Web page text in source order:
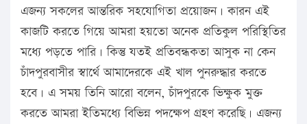
এজন্য সকলের আন্তরিক সহযোগিতা প্রয়োজন। কারন এই
কাজটি করতে গিয়ে আমরা হয়তো অনেক প্রতিকুল পরিস্থিতির
মধ্যে পড়তে পারি। কিন্তু যতই প্রতিবন্ধকতা আসুক না কেন
চাঁদপুরবাসীর স্বার্থে আমাদেরকে এই খাল পুনরুদ্ধার করতে
হবে। এ সময় তিনি আরো বলেন, চাঁদপুরকে ভিক্ষুক মুক্ত
করতে আমরা ইতিমধ্যে বিভিন্ন পদক্ষেপ গ্রহণ করেছি। এজন্য